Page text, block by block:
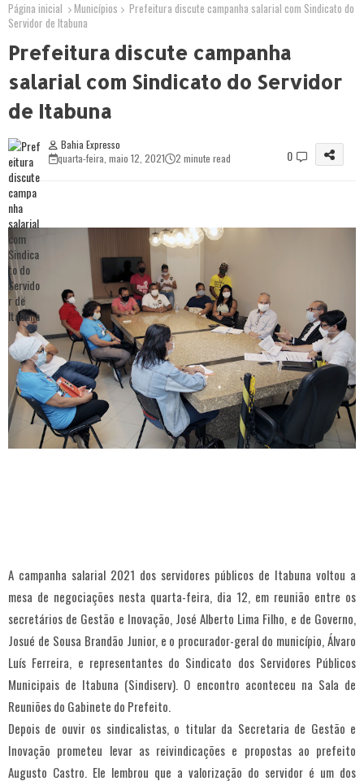
Página inicial Municípios
Prefeitura discute campanha salarial com Sindicato do
Servidor de Itabuna
Prefeitura discute campanha
salarial com Sindicato do Servidor
de Itabuna
Bahia Expresso
quarta-feira, maio 12, 2021
2 minute read 0
A campanha salarial 2021 dos servidores públicos de Itabuna voltou a
mesa de negociações nesta quarta-feira, dia 12, em reunião entre os
secretários de Gestão e Inovação, José Alberto Lima Filho, e de Governo,
Josué de Sousa Brandão Junior, e o procurador-geral do município, Álvaro
Luís Ferreira, e representantes do Sindicato dos Servidores Públicos
Municipais de Itabuna (Sindiserv). O encontro aconteceu na Sala de
Reuniões do Gabinete do Prefeito.
Depois de ouvir os sindicalistas, o titular da Secretaria de Gestão e
Inovação prometeu levar as reivindicações e propostas ao prefeito
Augusto Castro. Ele lembrou que a valorização do servidor é um dos